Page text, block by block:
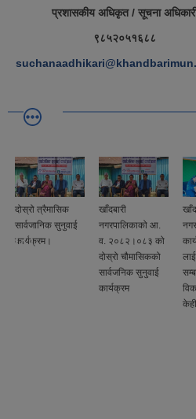
प्रशासकीय अधिकृत / सूचना
९८५२०५१६८८
दोस्रो त्रैमासिक
सार्वजानिक सुनुवाई
कार्यक्रम।
खाँदबारी
नगरपालिकाको आ.
व. २०८२।०८३ को
दोस्रो चौमासिकको
सार्वजनिक सुनुवाई
कार्यक्रम